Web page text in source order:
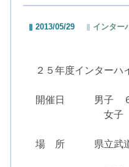
2013/05/29 インター
２５年度インターハ
開催日 男子 ６
女子 ６月
場 所 県立武道